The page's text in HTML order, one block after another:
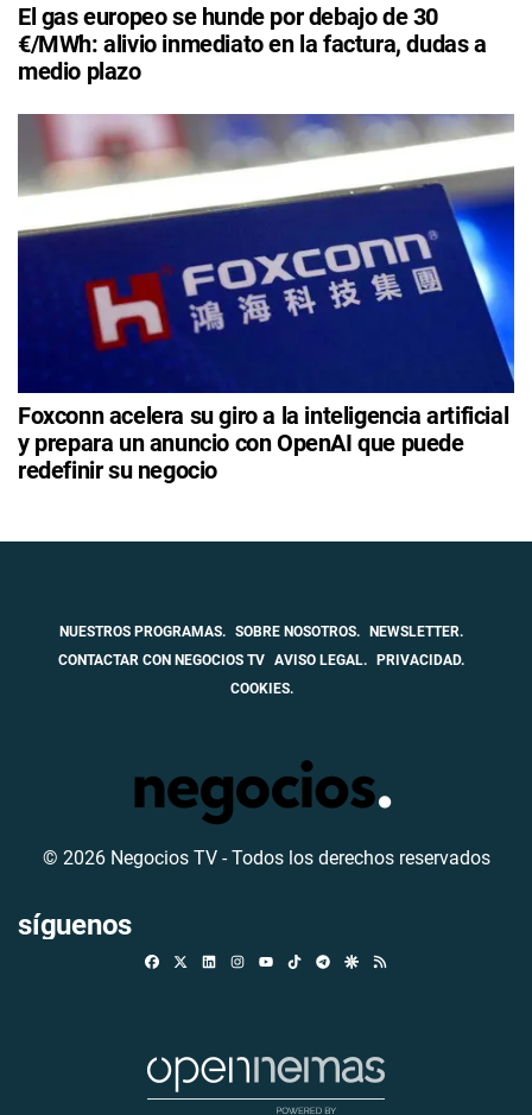
El gas europeo se hunde por debajo de 30
€/MWh: alivio inmediato en la factura, dudas a
medio plazo
Foxconn acelera su giro a la inteligencia artificial
y prepara un anuncio con OpenAI que puede
redefinir su negocio
NUESTROS PROGRAMAS. SOBRE NOSOTROS. NEWSLETTER.
CONTACTAR CON NEGOCIOS TV AVISO LEGAL. PRIVACIDAD.
COOKIES.
© 2026 Negocios TV - Todos los derechos reservados
síguenos
FacebookLinkedinInstagramTikTokTelegramGoogle Discover